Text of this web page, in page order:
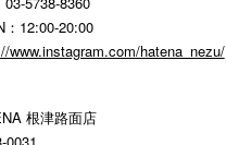
：12:00-20:00
www.instagram.com/hatena_nezu/
根津路面店